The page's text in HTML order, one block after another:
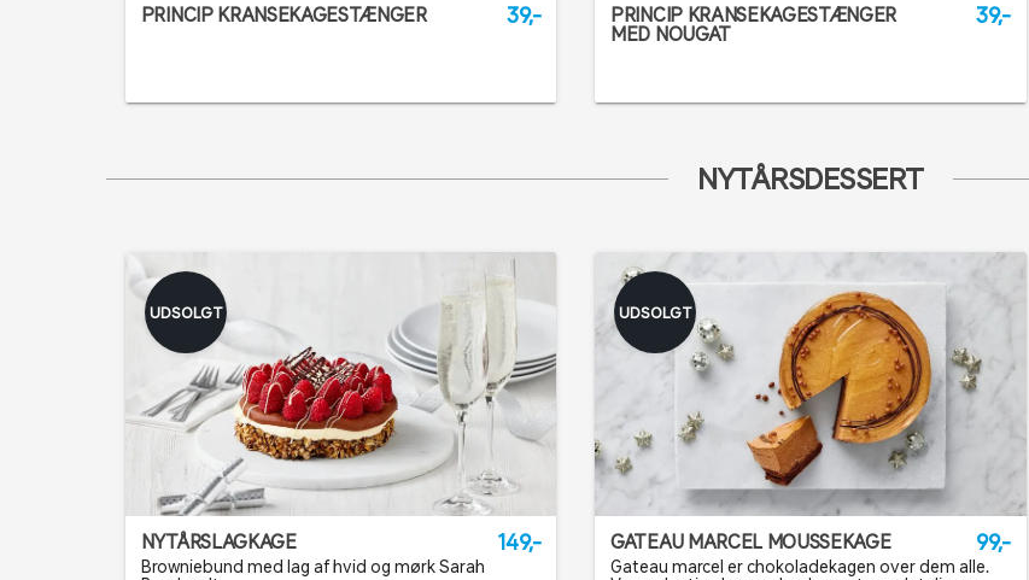
PRINCIP KRANSEKAGESTÆNGER 39,-
PRINCIP KRANSEKAGESTÆNGER
MED NOUGAT
39,-
NYTÅRSDESSERT
UDSOLGT
NYTÅRSLAGKAGE 149,-
Browniebund med lag af hvid og mørk Sarah
UDSOLGT
GATEAU MARCEL MOUSSEKAGE 99,-
Gateau marcel er chokoladekagen over dem alle.